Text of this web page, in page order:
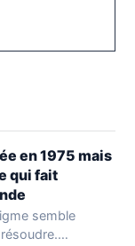
en 1975 mais
qui fait
semble